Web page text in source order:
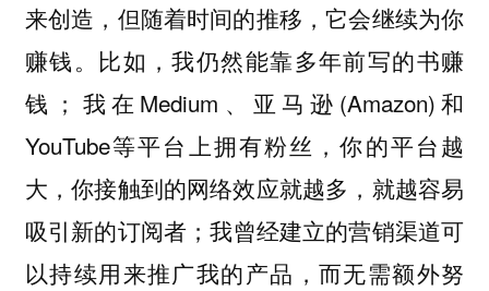
来创造，但随着时间的推移，它会继续为你
赚钱。比如，我仍然能靠多年前写的书赚
钱；我在Medium、亚马逊(Amazon)和
YouTube等平台上拥有粉丝，你的平台越
大，你接触到的网络效应就越多，就越容易
吸引新的订阅者；我曾经建立的营销渠道可
以持续用来推广我的产品，而无需额外努